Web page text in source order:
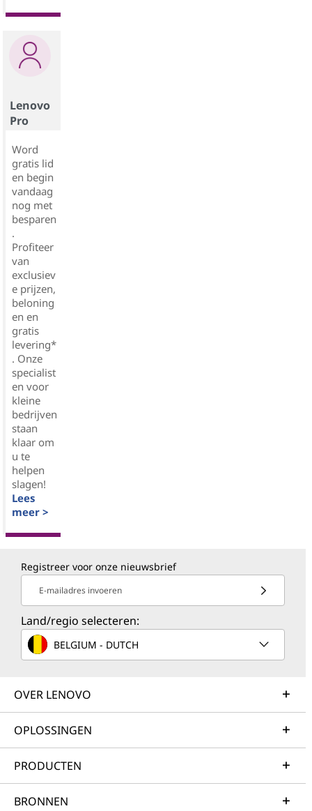
Lenovo
Pro
Word
gratis lid
en begin
vandaag
nog met
besparen
.
Profiteer
van
exclusiev
e prijzen,
beloning
en en
gratis
levering*
. Onze
specialist
en voor
kleine
bedrijven
staan
klaar om
u te
helpen
slagen!
Lees
meer >
Registreer voor onze nieuwsbrief
E-mailadres invoeren
Land/regio selecteren:
BELGIUM - DUTCH
OVER LENOVO
OPLOSSINGEN
PRODUCTEN
BRONNEN